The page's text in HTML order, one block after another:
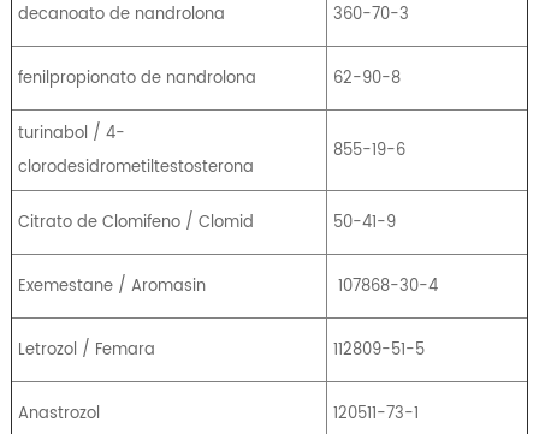
decanoato de nandrolona 360-70-3
fenilpropionato de nandrolona 62-90-8
turinabol / 4-
clorodesidrometiltestosterona
855-19-6
Citrato de Clomifeno / Clomid 50-41-9
Exemestane / Aromasin 107868-30-4
Letrozol / Femara 112809-51-5
Anastrozol 120511-73-1